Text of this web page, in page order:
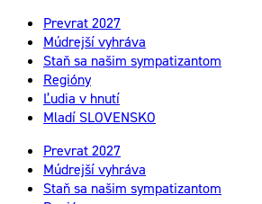
Prevrat 2027
Múdrejší vyhráva
Staň sa našim sympatizantom
Regióny
Ľudia v hnutí
Mladí SLOVENSKO
Prevrat 2027
Múdrejší vyhráva
Staň sa našim sympatizantom